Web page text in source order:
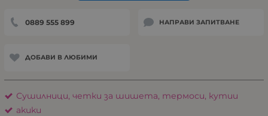
0889 555 899 НАПРАВИ ЗАПИТВАНЕ
ДОБАВИ В ЛЮБИМИ
Сушилници, четки за шишета, термоси, кутии
akuku